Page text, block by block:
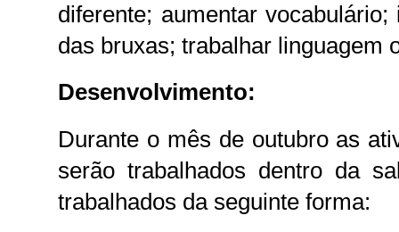
diferente; aumentar
das bruxas; trabalhar linguagem
Desenvolvimento:
Durante o mês de outubro as
serão trabalhados dentro da
trabalhados da seguinte forma: